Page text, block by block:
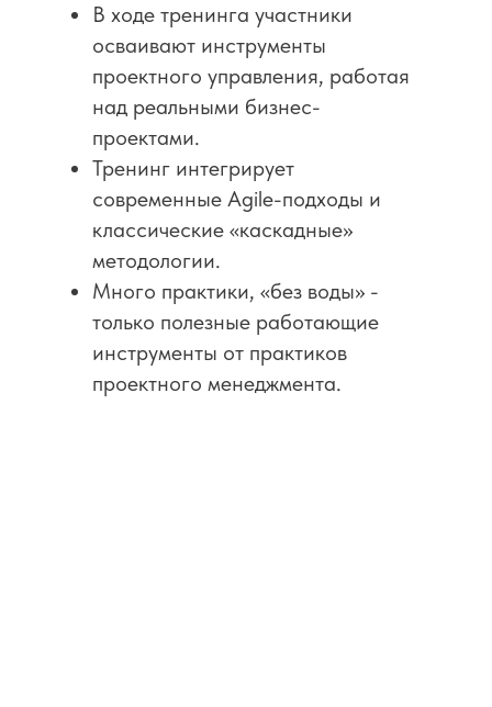
В ходе тренинга участники
осваивают инструменты
проектного управления, работая
над реальными бизнес-
проектами.
Тренинг интегрирует
современные Agile-подходы и
классические «каскадные»
методологии.
Много практики, «без воды» -
только полезные работающие
инструменты от практиков
проектного менеджмента.